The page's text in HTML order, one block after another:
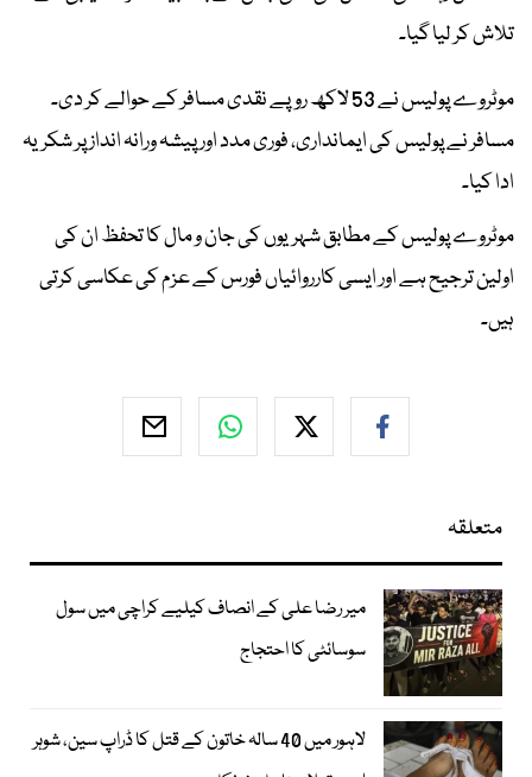
تلاش کر لیا گیا۔
موٹروے پولیس نے 53 لاکھ روپے نقدی مسافر کے حوالے کر دی۔
مسافر نے پولیس کی ایمانداری، فوری مدد اور پیشہ ورانہ انداز پر شکریہ
ادا کیا۔
موٹروے پولیس کے مطابق شہریوں کی جان و مال کا تحفظ ان کی
اولین ترجیح ہے اور ایسی کارروائیاں فورس کے عزم کی عکاسی کرتی
ہیں۔
متعلقہ
میر رضا علی کے انصاف کیلیے کراچی میں سول
سوسائٹی کا احتجاج
لاہور میں 40 سالہ خاتون کے قتل کا ڈراپ سین، شوہر